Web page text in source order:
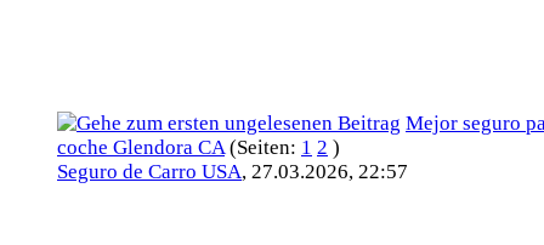
Mejor seguro
coche Glendora CA (Seiten: 1 2 )
Seguro de Carro USA, 27.03.2026, 22:57